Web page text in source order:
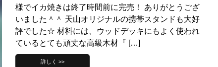
様でイカ焼きは終了時間前に完売！ ありがとうござ
いました＾＾ 天山オリジナルの携帯スタンドも大好
評でした☆ 材料には、ウッドデッキにもよく使われ
ているとても頑丈な高級木材『 […]
詳しく >>